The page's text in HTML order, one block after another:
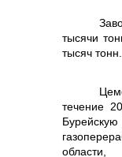
тысячи
тысяч тонн.
течение